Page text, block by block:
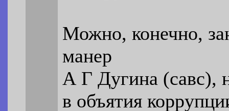
Можно, конечно,
манер
А Г Дугина (савс),
в объятия